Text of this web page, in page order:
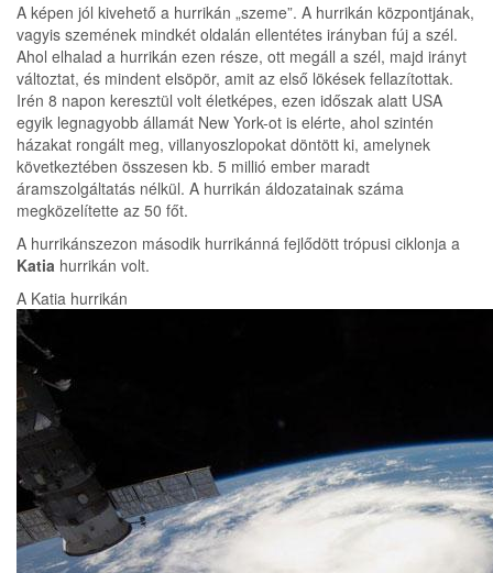
A képen jól kivehető a hurrikán „szeme”. A hurrikán központjának,
vagyis szemének mindkét oldalán ellentétes irányban fúj a szél.
Ahol elhalad a hurrikán ezen része, ott megáll a szél, majd irányt
változtat, és mindent elsöpör, amit az első lökések fellazítottak.
Irén 8 napon keresztül volt életképes, ezen időszak alatt USA
egyik legnagyobb államát New York-ot is elérte, ahol szintén
házakat rongált meg, villanyoszlopokat döntött ki, amelynek
következtében összesen kb. 5 millió ember maradt
áramszolgáltatás nélkül. A hurrikán áldozatainak száma
megközelítette az 50 főt.
A hurrikánszezon második hurrikánná fejlődött trópusi ciklonja a
Katia hurrikán volt.
A Katia hurrikán